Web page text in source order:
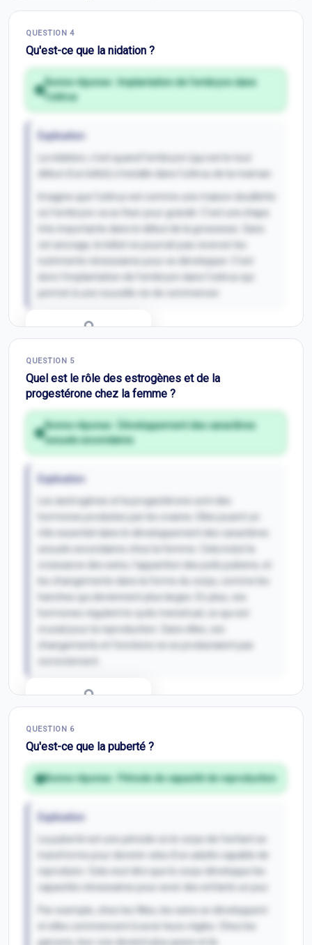
QUESTION 4
Qu'est-ce que la nidation ?
Bonne réponse :
Implantation de l'embryon dans
l'utérus
Explication
La nidation, c'est quand l'embryon (qui est le tout
Imagine que l'utérus est comme une maison douillette
où l'embryon va se fixer pour grandir. C'est une étape
très importante dans le début de la grossesse. Sans
cet ancrage, le bébé ne pourrait pas recevoir les
nutriments nécessaires pour se développer. C'est
donc l'implantation de l'embryon dans l'utérus qui
QUESTION 5
Quel est le rôle des estrogènes et de la
progestérone chez la femme ?
Bonne réponse :
Développement des caractères
sexuels secondaires
Explication
Les œstrogènes et la progestérone sont des
rôle essentiel dans le développement des caractères
croissance des seins, l'apparition des poils pubiens, et
les changements dans la forme du corps, comme les
hanches qui deviennent plus larges. En plus, ces
hormones régulent le cycle menstruel, ce qui est
changements et fonctions ne se produiraient pas
QUESTION 6
Qu'est-ce que la puberté ?
Bonne réponse : Période de capacité de reproduction
Explication
transforme pour devenir celui d'un adulte capable de
reproduire. Cela veut dire que le corps développe les
capacités nécessaires pour avoir des enfants un jour.
Par exemple, chez les filles, les seins se développent
et elles commencent à avoir leurs règles. Chez les
garçons, leur voix devient plus grave et ils